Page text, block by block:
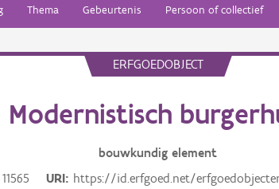
Thema Gebeurtenis Persoon of collectief
ERFGOEDOBJECT
Modernistisch
bouwkundig element
11565 URI https://id.erfgoed.net/